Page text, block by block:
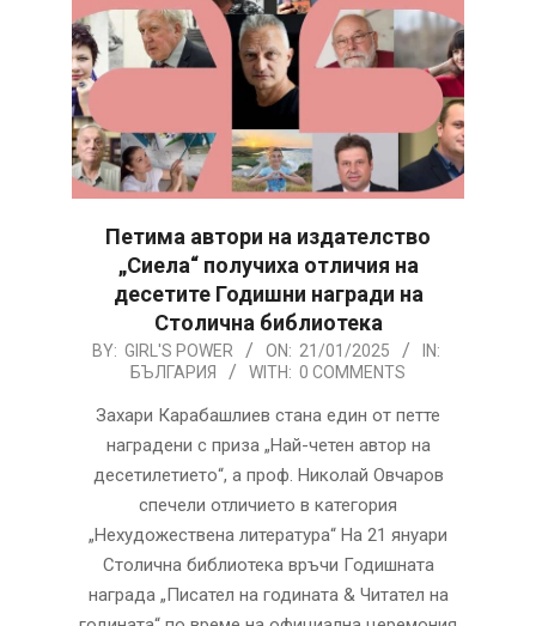
Петима автори на издателство
„Сиела“ получиха отличия на
десетите Годишни награди на
Столична библиотека
2025-
BY: GIRL'S POWER ON: 21/01/2025
IN:
БЪЛГАРИЯ
WITH: 0 COMMENTS
Захари Карабашлиев стана един от петте
наградени с приза „Най-четен автор на
десетилетието“, а проф. Николай Овчаров
спечели отличието в категория
„Нехудожествена литература“ На 21 януари
Столична библиотека връчи Годишната
награда „Писател на годината & Читател на